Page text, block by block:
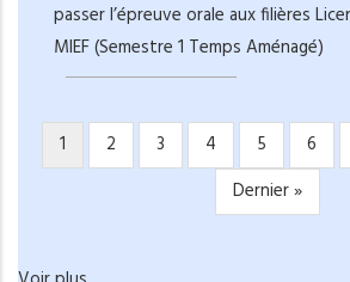
passer l’épreuve orale aux filières
MIEF (Semestre 1 Temps Aménagé)
PAGINATION
Page
courante
1 Page
2 Page
3 Page
4 Page
5 Page
6
Dernière
page
Dernier »